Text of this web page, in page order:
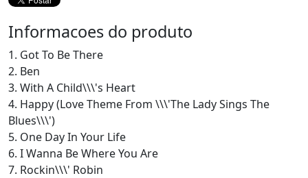
Informacoes do produto
1. Got To Be There
2. Ben
3. With A Child\\\'s Heart
4. Happy (Love Theme From \\\'The Lady Sings The
Blues\\\')
5. One Day In Your Life
6. I Wanna Be Where You Are
7. Rockin\\\' Robin